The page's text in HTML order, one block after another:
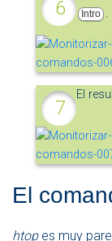
Intro .
El
El
htopes muy